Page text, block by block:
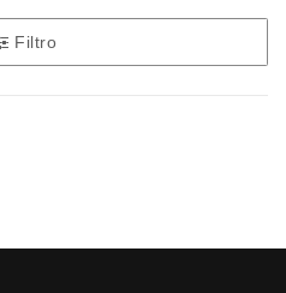
Filtro